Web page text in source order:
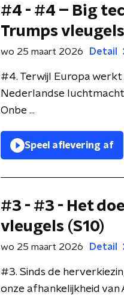
#4 - #4 – Big
Trumps vleugels
wo 25 maart 2026 Detail
#4. Terwijl Europa werkt
Nederlandse
Onbe ...
Speel aflevering af
#3 - #3 - Het
vleugels (S10)
wo 25 maart 2026 Detail
#3. Sinds de
onze afhankelijkheid van